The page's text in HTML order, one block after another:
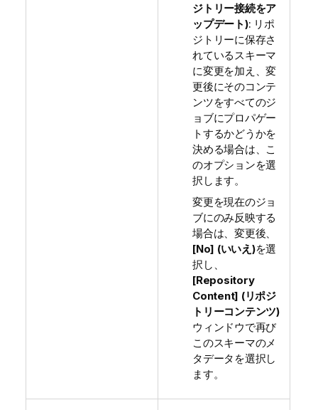
ジトリー接続をア
ップデート): リポ
ジトリーに保存さ
れているスキーマ
に変更を加え、変
更後にそのコンテ
ンツをすべてのジ
ョブにプロパゲー
トするかどうかを
決める場合は、こ
のオプションを選
択します。
変更を現在のジョ
ブにのみ反映する
場合は、変更後、
[No] (いいえ)を選
択し、
[Repository
Content] (リポジ
トリーコンテンツ)
ウィンドウで再び
このスキーマのメ
タデータを選択し
ます。